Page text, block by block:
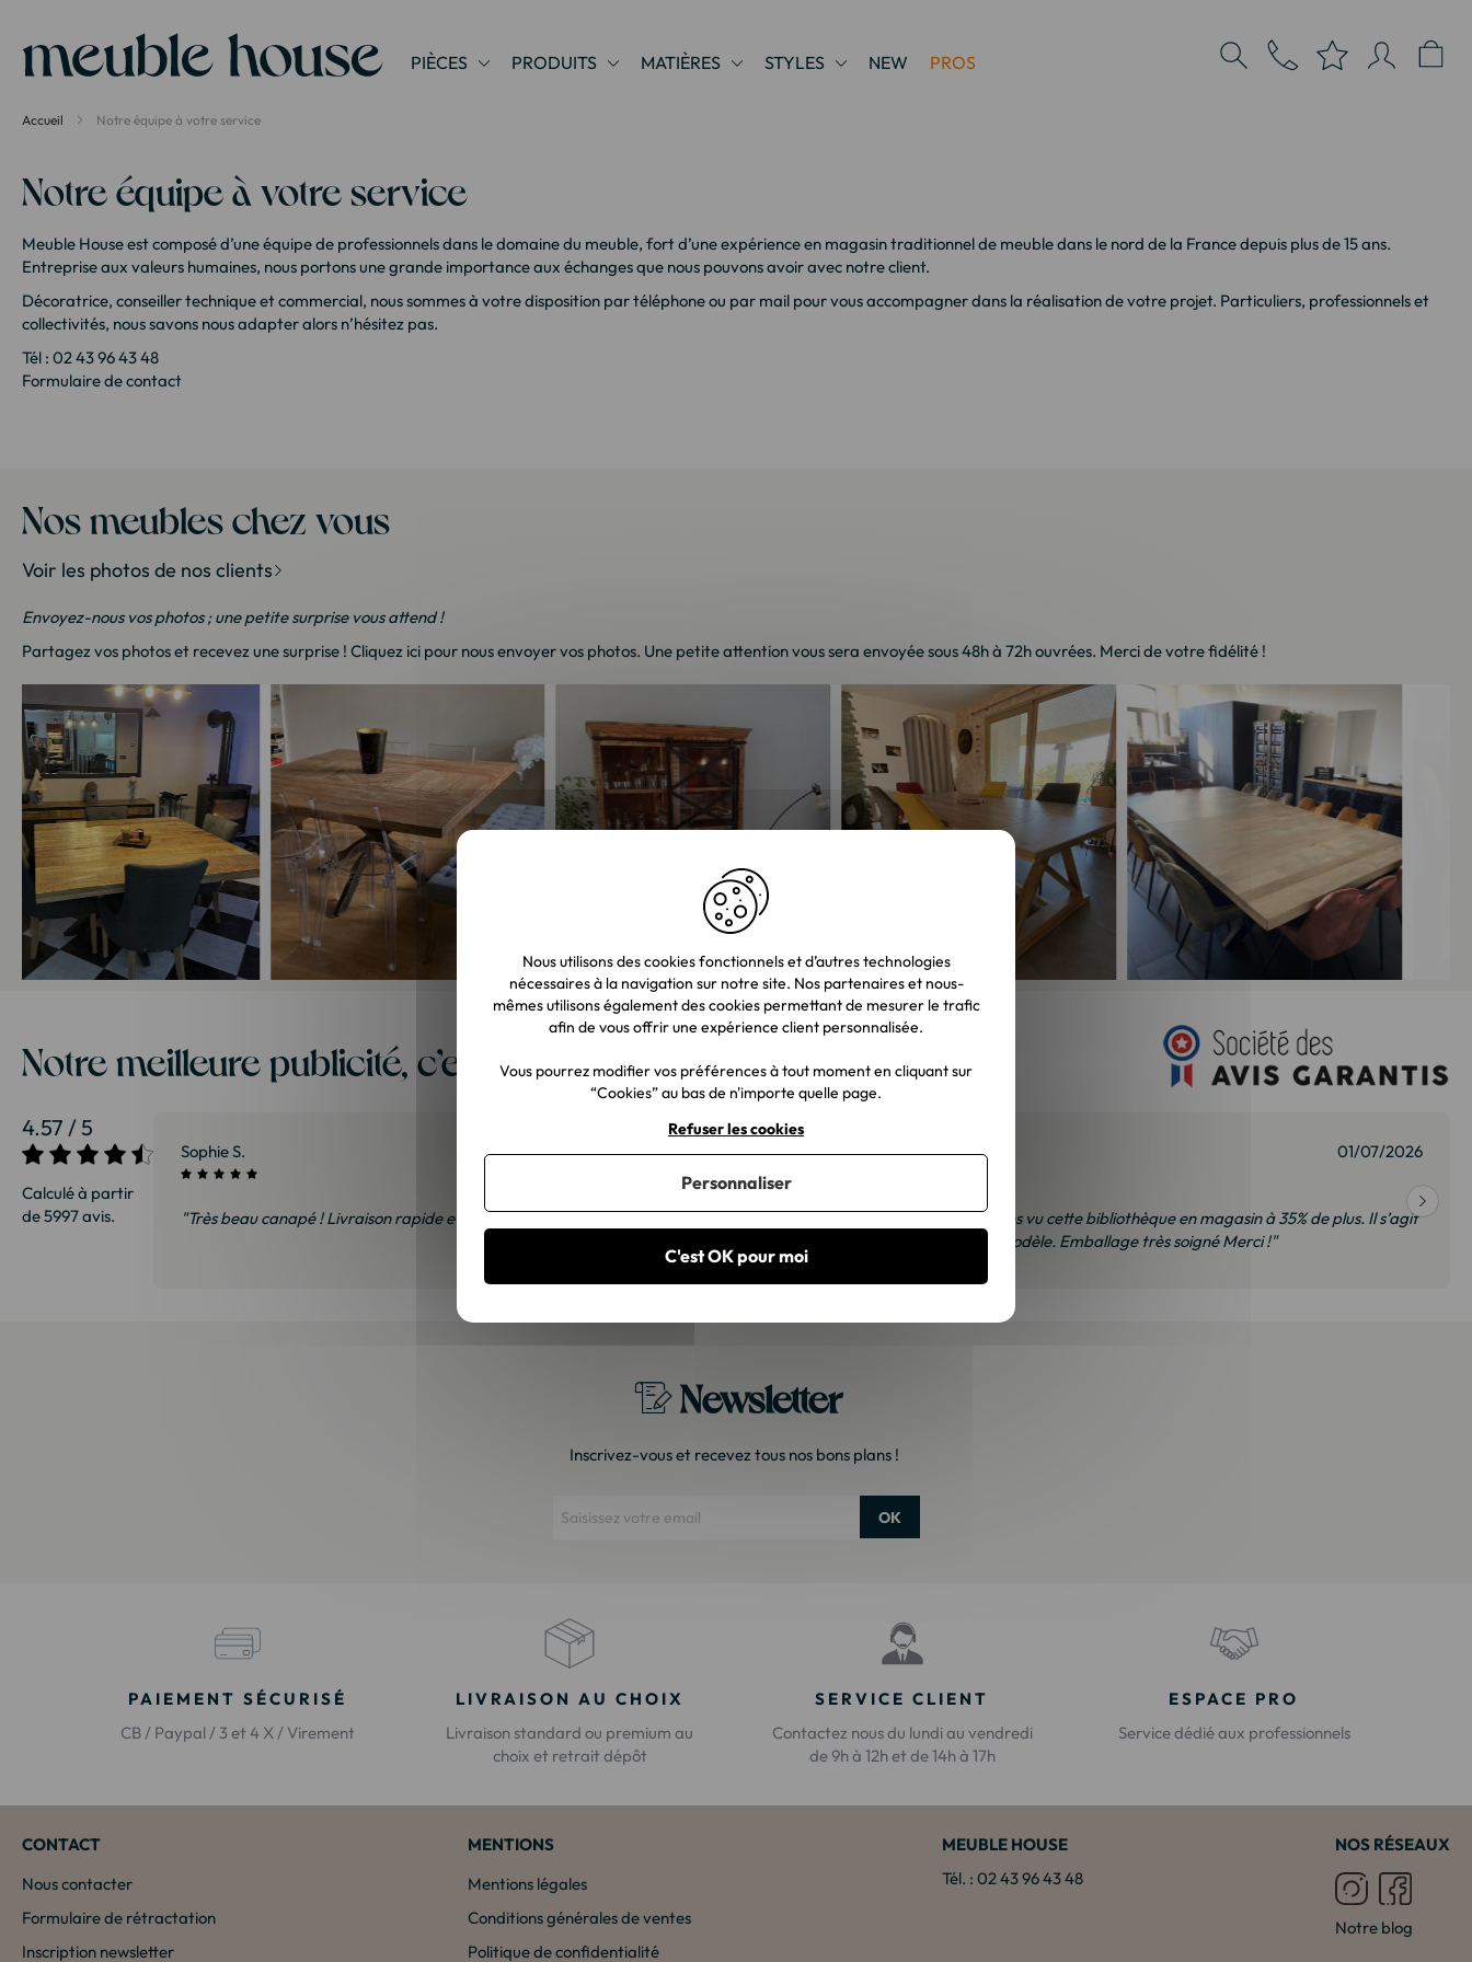
PIÈCES PRODUITS MATIÈRES STYLES NEW PROS
Accueil Notre équipe à votre service
Notre équipe à votre service
Meuble House est composé d’une équipe de professionnels dans le domaine du meuble, fort d’une expérience en magasin traditionnel de meuble dans le nord de la France depuis plus de 15 ans.
Entreprise aux valeurs humaines, nous portons une grande importance aux échanges que nous pouvons avoir avec notre client.
Décoratrice, conseiller technique et commercial, nous sommes à votre disposition par téléphone ou par mail pour vous accompagner dans la réalisation de votre projet. Particuliers, professionnels et
collectivités, nous savons nous adapter alors n’hésitez pas.
Tél : 02 43 96 43 48
Formulaire de contact
Nos meubles chez vous
Voir les photos de nos clients
Envoyez-nous vos photos ; une petite surprise vous attend !
Partagez vos photos et recevez une surprise ! Cliquez ici pour nous envoyer vos photos. Une petite attention vous sera envoyée sous 48h à 72h ouvrées. Merci de votre fidélité !
Notre meilleure publicité, c’est vous
4.57 / 5
Calculé à partir
de 5997 avis.
27/07/2026
ravis et
Sophie S. 27/07/2026
"Très beau canapé ! Livraison rapide et soignée."
Patrice G. 01/07/2026
"Très satisfait. Nous avons vu cette bibliothèque en magasin à 35% de plus. Il s’agit
exactement du même modèle. Emballage très soigné Merci !"
Newsletter
Inscrivez-vous et recevez tous nos bons plans !
OK
PAIEMENT SÉCURISÉ
CB / Paypal / 3 et 4 X / Virement
LIVRAISON AU CHOIX
Livraison standard ou premium au
choix et retrait dépôt
SERVICE CLIENT
Contactez nous du lundi au vendredi
de 9h à 12h et de 14h à 17h
ESPACE PRO
Service dédié aux professionnels
CONTACT
Nous contacter
Formulaire de rétractation
Inscription newsletter
MENTIONS
Mentions légales
Conditions générales de ventes
Politique de confidentialité
MEUBLE HOUSE
Tél. : 02 43 96 43 48
NOS RÉSEAUX
Notre blog
Nous utilisons des cookies fonctionnels et d’autres technologies
nécessaires à la navigation sur notre site. Nos partenaires et nous-
mêmes utilisons également des cookies permettant de mesurer le trafic
afin de vous offrir une expérience client personnalisée.
Vous pourrez modifier vos préférences à tout moment en cliquant sur
“Cookies” au bas de n'importe quelle page.
C'est OK pour moi
Refuser les cookies
Personnaliser